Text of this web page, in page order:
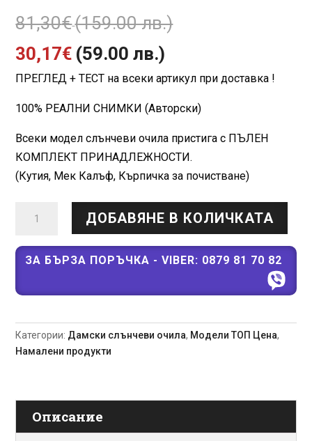
81,30€(159.00 лв.)
was:
81,30€
(159.00
лв.).
30,17€ (59.00 лв.)
цена
е:
30,17€
(59.00
лв.).
ПРЕГЛЕД + ТЕСТ на всеки артикул при доставка !
100% РЕАЛНИ СНИМКИ (Авторски)
Всеки модел слънчеви очила пристига с ПЪЛЕН
КОМПЛЕКТ ПРИНАДЛЕЖНОСТИ.
(Кутия, Мек Калъф, Кърпичка за почистване)
GREAT
Слънчеви
2025
ДОБАВЯНЕ В КОЛИЧКАТА
ЗА БЪРЗА ПОРЪЧКА - VIBER: 0879 81 70 82
Категории: Дамски слънчеви очила, Модели ТОП Цена,
Намалени продукти
Описание